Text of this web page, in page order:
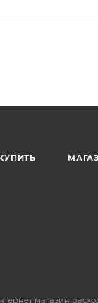
магазин